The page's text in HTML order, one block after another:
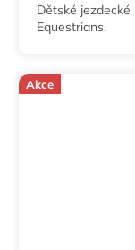
z
5
Dětské
Equestrians.
Akce